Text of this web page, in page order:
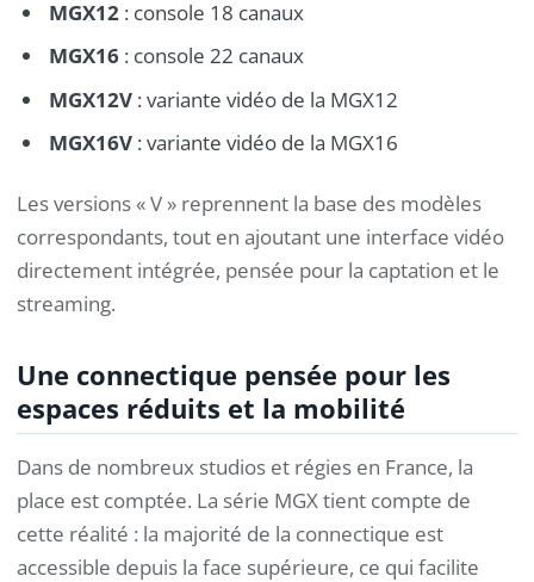
MGX12: console 18 canaux
MGX16: console 22 canaux
MGX12V: variante vidéo de la MGX12
MGX16V: variante vidéo de la MGX16
Les versions « V » reprennent la base des modèles
correspondants, tout en ajoutant une interface vidéo
directement intégrée, pensée pour la captation et le
streaming.
Une connectique pensée pour les
espaces réduits et la mobilité
Dans de nombreux studios et régies en France, la
place est comptée. La série MGX tient compte de
cette réalité : la majorité de la connectique est
accessible depuis la face supérieure, ce qui facilite